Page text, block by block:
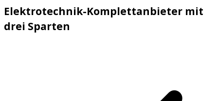
Elektrotechnik-Komplettanbieter mit
drei Sparten